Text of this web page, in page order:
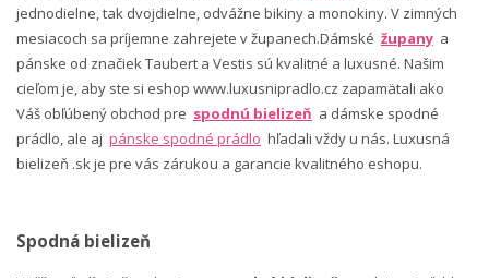
jednodielne, tak dvojdielne, odvážne bikiny a monokiny. V zimných
mesiacoch sa príjemne zahrejete v županech.Dámské župany a
pánske od značiek Taubert a Vestis sú kvalitné a luxusné. Našim
cieľom je, aby ste si eshop www.luxusnipradlo.cz zapamätali ako
Váš obľúbený obchod pre spodnú bielizeň a dámske spodné
prádlo, ale aj pánske spodné prádlo hľadali vždy u nás. Luxusná
bielizeň .sk je pre vás zárukou a garancie kvalitného eshopu.
Spodná bielizeň